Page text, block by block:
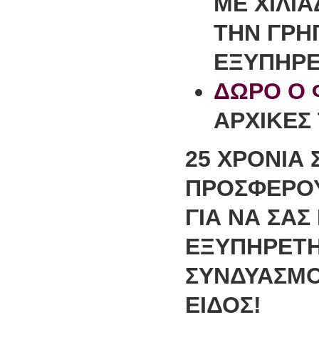
ΤΗΝ
ΔΩΡΟ Ο
ΑΡΧΙΚΕΣ
25 ΧΡΟΝΙΑ
ΓΙΑ ΝΑ ΣΑΣ
ΕΙΔΟΣ!